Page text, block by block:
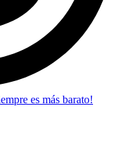
es más barato!